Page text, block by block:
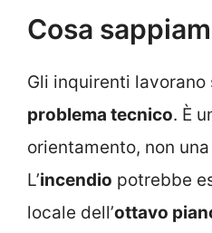
Cosa
Gli inquirenti lavorano
problema tecnico. È
orientamento, non
L’incendio potrebbe
locale dell’ottavo